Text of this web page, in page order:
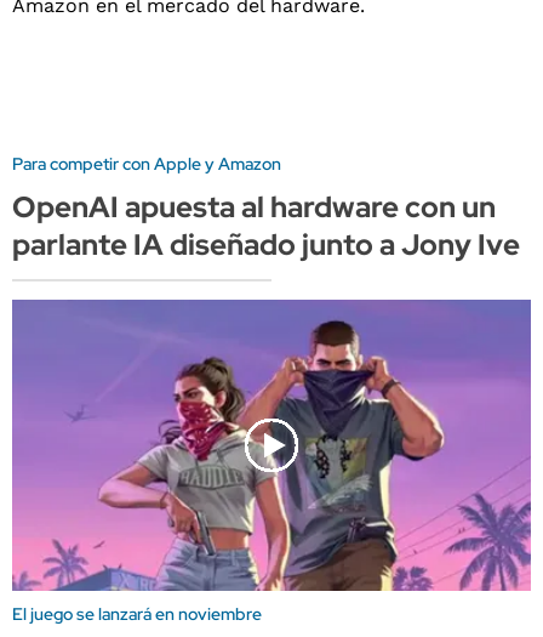
Para competir con Apple y Amazon
OpenAI apuesta al hardware con un
parlante IA diseñado junto a Jony Ive
El juego se lanzará en noviembre